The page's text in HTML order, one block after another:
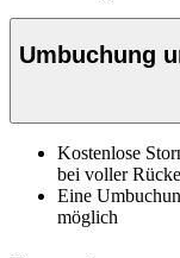
Umbuchung
Kostenlose
bei voller
Eine
möglich